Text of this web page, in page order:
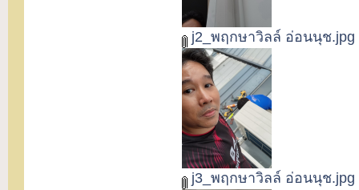
j2_พฤกษาวิลล์ อ่อนนุช.jpg
j3_พฤกษาวิลล์ อ่อนนุช.jpg